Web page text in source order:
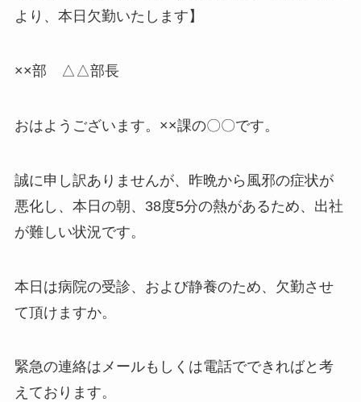
より、本日欠勤いたします】
××部 △△部長
おはようございます。××課の〇〇です。
誠に申し訳ありませんが、昨晩から風邪の症状が
悪化し、本日の朝、38度5分の熱があるため、出社
が難しい状況です。
本日は病院の受診、および静養のため、欠勤させ
て頂けますか。
緊急の連絡はメールもしくは電話でできればと考
えております。